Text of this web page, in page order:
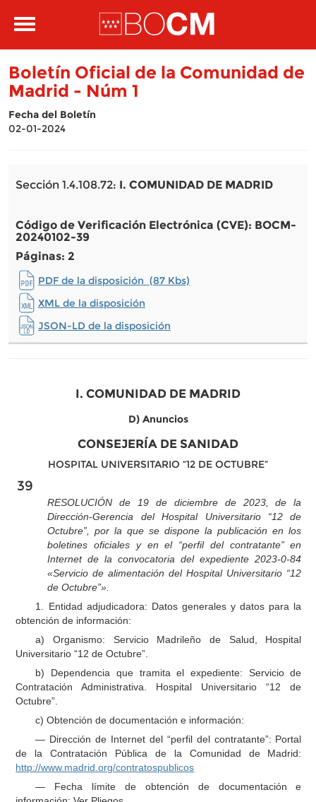
Toggle
Boletín Oficial de la Comunidad de
Madrid - Núm 1
Fecha del Boletín
02-01-2024
Sección 1.4.108.72: I. COMUNIDAD DE MADRID
Código de Verificación Electrónica (CVE): BOCM-
20240102-39
Páginas: 2
PDF de la disposición (87 Kbs)
XML de la disposición
JSON-LD de la disposición
I. COMUNIDAD DE MADRID
D) Anuncios
CONSEJERÍA DE SANIDAD
HOSPITAL UNIVERSITARIO “12 DE OCTUBRE”
39
RESOLUCIÓN de 19 de diciembre de 2023, de la
Dirección-Gerencia del Hospital Universitario “12 de
Octubre”, por la que se dispone la publicación en los
boletines oficiales y en el “perfil del contratante” en
Internet de la convocatoria del expediente 2023-0-84
«Servicio de alimentación del Hospital Universitario “12
de Octubre”».
1. Entidad adjudicadora: Datos generales y datos para la
obtención de información:
a) Organismo: Servicio Madrileño de Salud, Hospital
Universitario “12 de Octubre”.
b) Dependencia que tramita el expediente: Servicio de
Contratación Administrativa. Hospital Universitario “12 de
Octubre”.
c) Obtención de documentación e información:
— Dirección de Internet del “perfil del contratante”: Portal
de la Contratación Pública de la Comunidad de Madrid:
http://www.madrid.org/contratospublicos
— Fecha límite de obtención de documentación e